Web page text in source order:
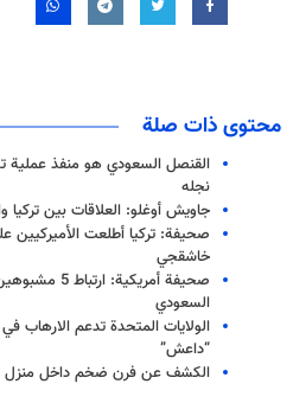
محتوى ذات صلة
القنصل السعودي هو منفذ
نجله
جاويش أوغلو: العلاقات بين تركيا
صحيفة: تركيا أطلعت
خاشقجي
صحيفة
السعودي
الولايات المتحدة تدعم الارهاب
“داعش”
الكشف عن فرن ضخم داخل منزل